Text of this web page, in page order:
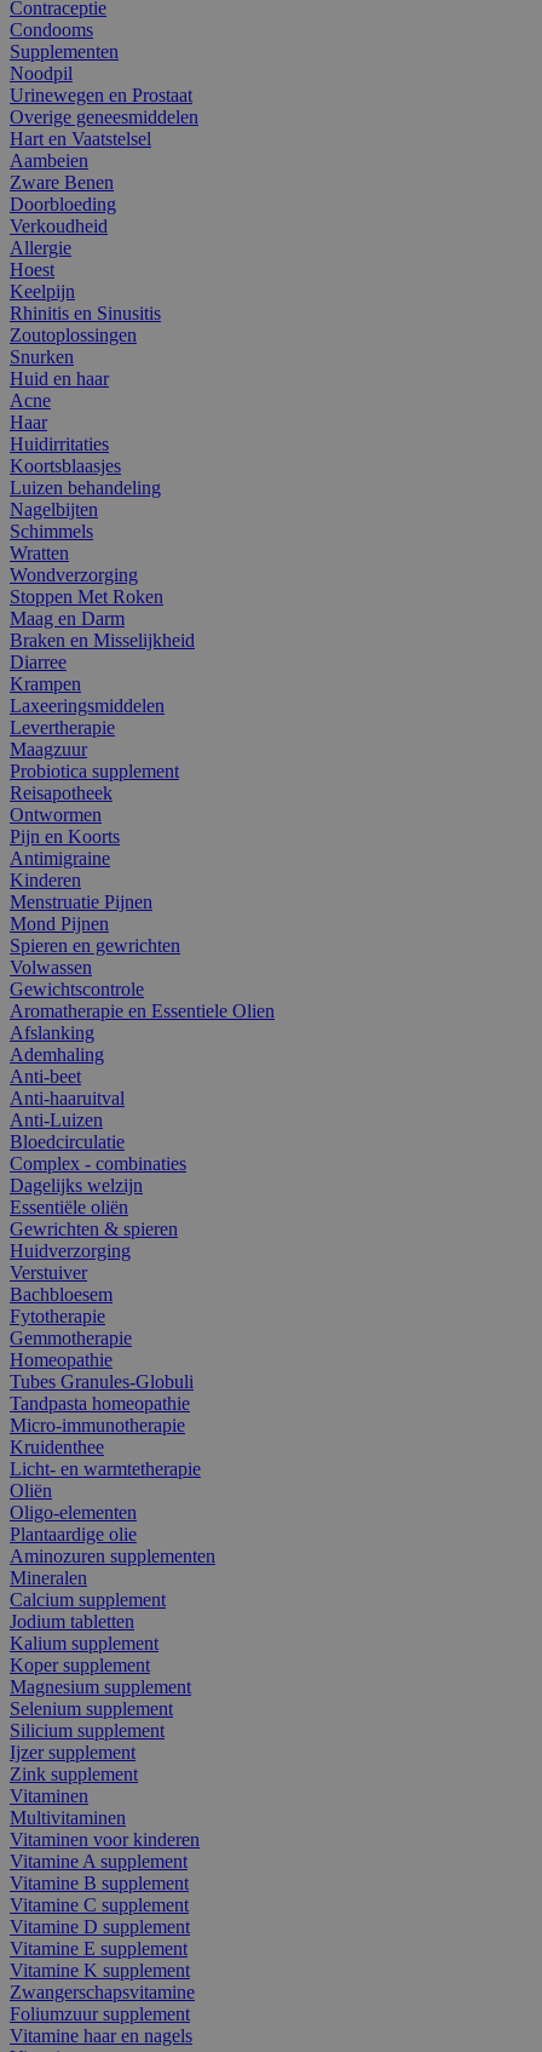
Contraceptie
Condooms
Supplementen
Noodpil
Urinewegen en Prostaat
Overige geneesmiddelen
Hart en Vaatstelsel
Aambeien
Zware Benen
Doorbloeding
Verkoudheid
Allergie
Hoest
Keelpijn
Rhinitis en Sinusitis
Zoutoplossingen
Snurken
Huid en haar
Acne
Haar
Huidirritaties
Koortsblaasjes
Luizen behandeling
Nagelbijten
Schimmels
Wratten
Wondverzorging
Stoppen Met Roken
Maag en Darm
Braken en Misselijkheid
Diarree
Krampen
Laxeeringsmiddelen
Levertherapie
Maagzuur
Probiotica supplement
Reisapotheek
Ontwormen
Pijn en Koorts
Antimigraine
Kinderen
Menstruatie Pijnen
Mond Pijnen
Spieren en gewrichten
Volwassen
Gewichtscontrole
Aromatherapie en Essentiele Olien
Afslanking
Ademhaling
Anti-beet
Anti-haaruitval
Anti-Luizen
Bloedcirculatie
Complex - combinaties
Dagelijks welzijn
Essentiële oliën
Gewrichten & spieren
Huidverzorging
Verstuiver
Bachbloesem
Fytotherapie
Gemmotherapie
Homeopathie
Tubes Granules-Globuli
Tandpasta homeopathie
Micro-immunotherapie
Kruidenthee
Licht- en warmtetherapie
Oliën
Oligo-elementen
Plantaardige olie
Aminozuren supplementen
Mineralen
Calcium supplement
Jodium tabletten
Kalium supplement
Koper supplement
Magnesium supplement
Selenium supplement
Silicium supplement
Ijzer supplement
Zink supplement
Vitaminen
Multivitaminen
Vitaminen voor kinderen
Vitamine A supplement
Vitamine B supplement
Vitamine C supplement
Vitamine D supplement
Vitamine E supplement
Vitamine K supplement
Zwangerschapsvitamine
Foliumzuur supplement
Vitamine haar en nagels